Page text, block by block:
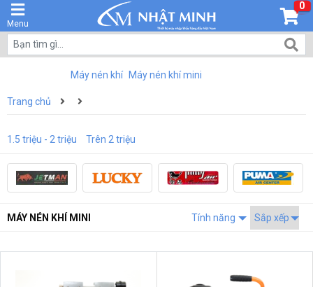
Menu
0
Trang chủ
Máy nén khí Máy nén khí mini
1.5 triệu - 2 triệu Trên 2 triệu
MÁY NÉN KHÍ MINI Tính năng